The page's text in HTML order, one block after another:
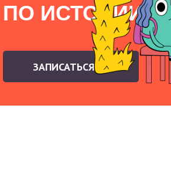
ПО ИСТОРИИ
ЗАПИСАТЬСЯ